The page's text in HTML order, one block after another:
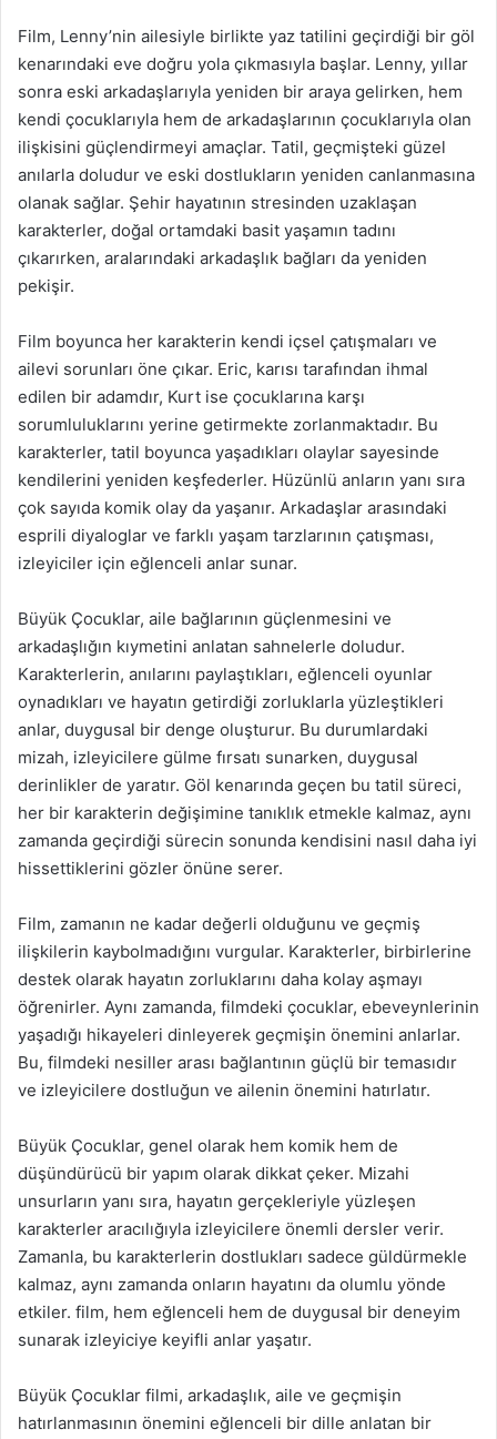
Film, Lenny’nin ailesiyle birlikte yaz tatilini geçirdiği bir göl
kenarındaki eve doğru yola çıkmasıyla başlar. Lenny, yıllar
sonra eski arkadaşlarıyla yeniden bir araya gelirken, hem
kendi çocuklarıyla hem de arkadaşlarının çocuklarıyla olan
ilişkisini güçlendirmeyi amaçlar. Tatil, geçmişteki güzel
anılarla doludur ve eski dostlukların yeniden canlanmasına
olanak sağlar. Şehir hayatının stresinden uzaklaşan
karakterler, doğal ortamdaki basit yaşamın tadını
çıkarırken, aralarındaki arkadaşlık bağları da yeniden
pekişir.
Film boyunca her karakterin kendi içsel çatışmaları ve
ailevi sorunları öne çıkar. Eric, karısı tarafından ihmal
edilen bir adamdır, Kurt ise çocuklarına karşı
sorumluluklarını yerine getirmekte zorlanmaktadır. Bu
karakterler, tatil boyunca yaşadıkları olaylar sayesinde
kendilerini yeniden keşfederler. Hüzünlü anların yanı sıra
çok sayıda komik olay da yaşanır. Arkadaşlar arasındaki
esprili diyaloglar ve farklı yaşam tarzlarının çatışması,
izleyiciler için eğlenceli anlar sunar.
Büyük Çocuklar, aile bağlarının güçlenmesini ve
arkadaşlığın kıymetini anlatan sahnelerle doludur.
Karakterlerin, anılarını paylaştıkları, eğlenceli oyunlar
oynadıkları ve hayatın getirdiği zorluklarla yüzleştikleri
anlar, duygusal bir denge oluşturur. Bu durumlardaki
mizah, izleyicilere gülme fırsatı sunarken, duygusal
derinlikler de yaratır. Göl kenarında geçen bu tatil süreci,
her bir karakterin değişimine tanıklık etmekle kalmaz, aynı
zamanda geçirdiği sürecin sonunda kendisini nasıl daha iyi
hissettiklerini gözler önüne serer.
Film, zamanın ne kadar değerli olduğunu ve geçmiş
ilişkilerin kaybolmadığını vurgular. Karakterler, birbirlerine
destek olarak hayatın zorluklarını daha kolay aşmayı
öğrenirler. Aynı zamanda, filmdeki çocuklar, ebeveynlerinin
yaşadığı hikayeleri dinleyerek geçmişin önemini anlarlar.
Bu, filmdeki nesiller arası bağlantının güçlü bir temasıdır
ve izleyicilere dostluğun ve ailenin önemini hatırlatır.
Büyük Çocuklar, genel olarak hem komik hem de
düşündürücü bir yapım olarak dikkat çeker. Mizahi
unsurların yanı sıra, hayatın gerçekleriyle yüzleşen
karakterler aracılığıyla izleyicilere önemli dersler verir.
Zamanla, bu karakterlerin dostlukları sadece güldürmekle
kalmaz, aynı zamanda onların hayatını da olumlu yönde
etkiler. film, hem eğlenceli hem de duygusal bir deneyim
sunarak izleyiciye keyifli anlar yaşatır.
Büyük Çocuklar filmi, arkadaşlık, aile ve geçmişin
hatırlanmasının önemini eğlenceli bir dille anlatan bir